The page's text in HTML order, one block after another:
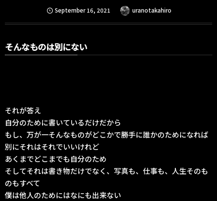
September 16,2021 uranotakahiro
そんなものは別にない
それが答え
自分のために書いているだけだから
もし、万が一そんなものがどこかで勝手に誰かのためになれば
別にそれはそれでいいけれど
あくまでどこまでも自分のため
そしてそれは書き物だけでなく、写真も、仕事も、人生そのも
のもすべて
僕は他人のためにはなにも出来ない